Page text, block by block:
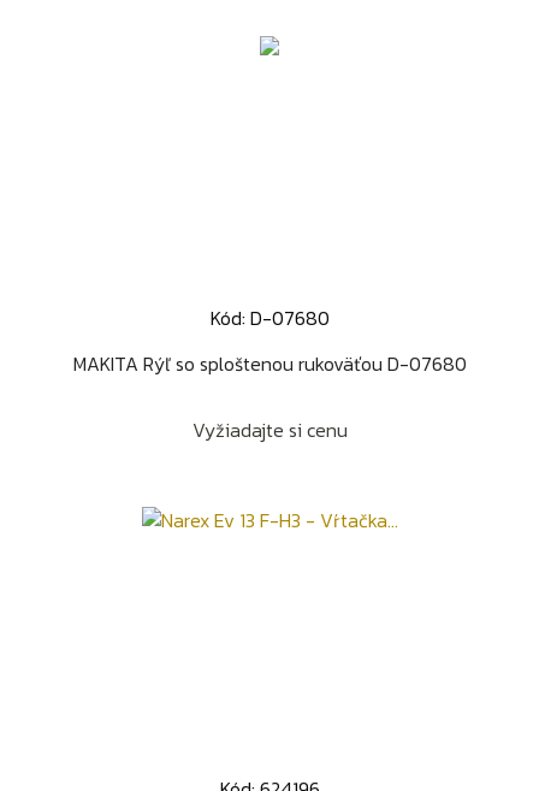
Kód: D-07680
MAKITA Rýľ so sploštenou rukoväťou D-07680
Vyžiadajte si cenu